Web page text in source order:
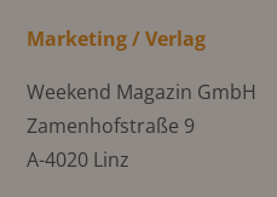
Marketing / Verlag
Weekend Magazin GmbH
Zamenhofstraße 9
A-4020 Linz